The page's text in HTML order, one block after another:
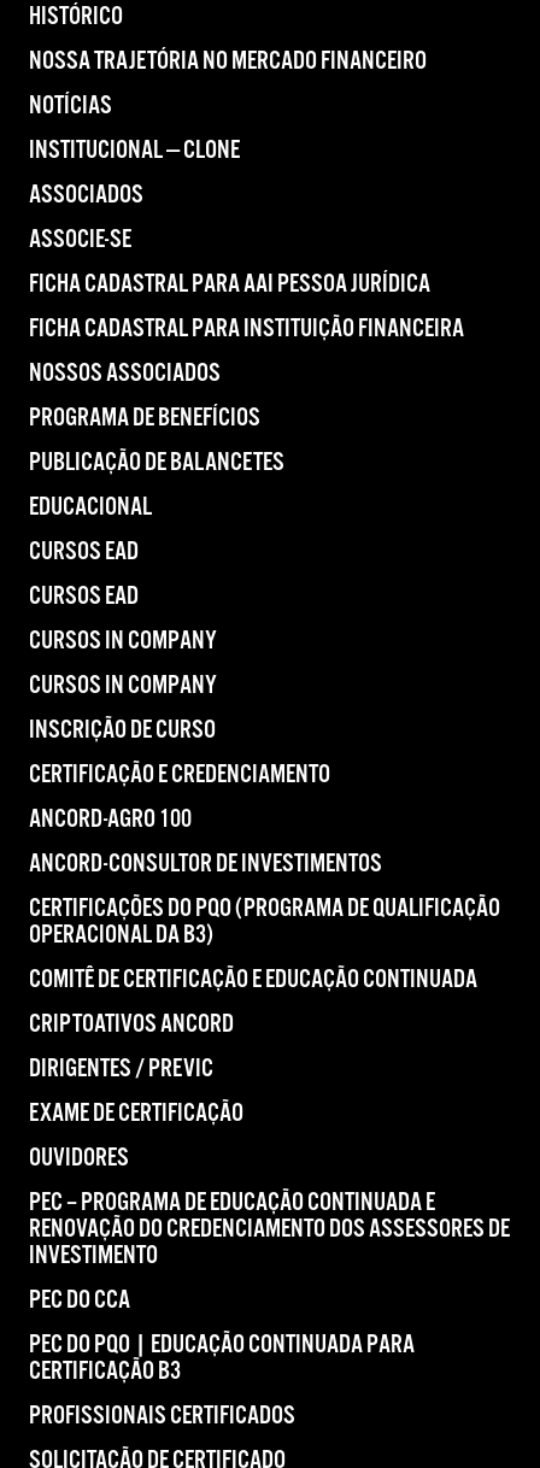
HISTÓRICO
NOSSA TRAJETÓRIA NO MERCADO FINANCEIRO
NOTÍCIAS
INSTITUCIONAL — CLONE
ASSOCIADOS
ASSOCIE-SE
FICHA CADASTRAL PARA AAI PESSOA JURÍDICA
FICHA CADASTRAL PARA INSTITUIÇÃO FINANCEIRA
NOSSOS ASSOCIADOS
PROGRAMA DE BENEFÍCIOS
PUBLICAÇÃO DE BALANCETES
EDUCACIONAL
CURSOS EAD
CURSOS EAD
CURSOS IN COMPANY
CURSOS IN COMPANY
INSCRIÇÃO DE CURSO
CERTIFICAÇÃO E CREDENCIAMENTO
ANCORD-AGRO 100
ANCORD-CONSULTOR DE INVESTIMENTOS
CERTIFICAÇÕES DO PQO (PROGRAMA DE QUALIFICAÇÃO
OPERACIONAL DA B3)
COMITÊ DE CERTIFICAÇÃO E EDUCAÇÃO CONTINUADA
CRIPTOATIVOS ANCORD
DIRIGENTES / PREVIC
EXAME DE CERTIFICAÇÃO
OUVIDORES
PEC – PROGRAMA DE EDUCAÇÃO CONTINUADA E
RENOVAÇÃO DO CREDENCIAMENTO DOS ASSESSORES DE
INVESTIMENTO
PEC DO CCA
PEC DO PQO | EDUCAÇÃO CONTINUADA PARA
CERTIFICAÇÃO B3
PROFISSIONAIS CERTIFICADOS
SOLICITAÇÃO DE CERTIFICADO